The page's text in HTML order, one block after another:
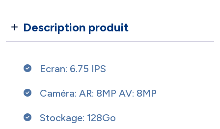
Description produit
Ecran: 6.75 IPS
Caméra: AR: 8MP AV: 8MP
Stockage: 128Go